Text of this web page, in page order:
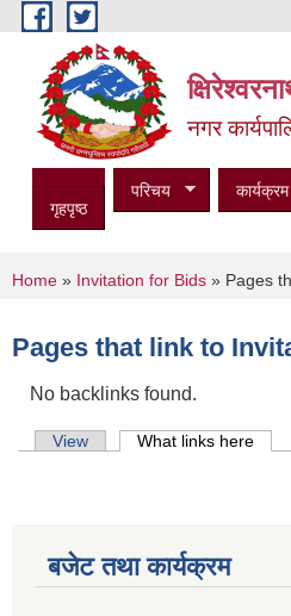
Skip to main content
नगर
गृहपृष्ठ
परिचय
You are here
Home » Invitation for Bids » Pages
Pages that link to
No backlinks found.
Primary tabs
View What links here
बजेट तथा कार्यक्रम